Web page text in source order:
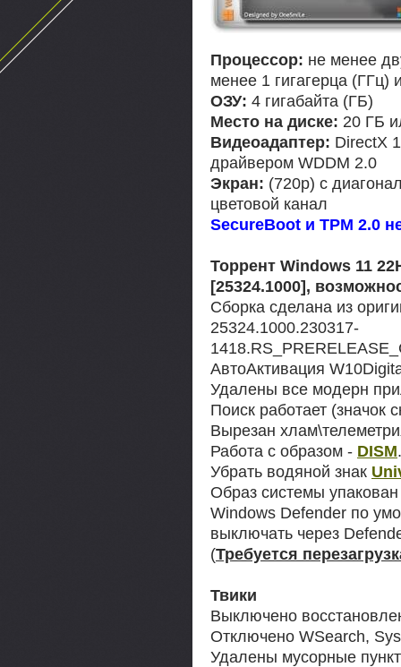
Процессор: не менее
менее 1 гигагерца (ГГц)
ОЗУ: 4 гигабайта (ГБ)
Место на диске: 20 ГБ
Видеоадаптер: DirectX
драйвером WDDM 2.0
Экран: (720p) с
цветовой канал
SecureBoot и TPM 2.0
Торрент Windows 11
[25324.1000],
Сборка сделана из
25324.1000.230317-
АвтоАктивация
Удалены все модерн
Поиск работает (значок
Вырезан
Работа с образом - DISM.
Убрать водяной знак
Образ системы
Windows Defender по
выключать через
(Требуется
Твики
Выключено
Отключено WSearch,
Удалены мусорные